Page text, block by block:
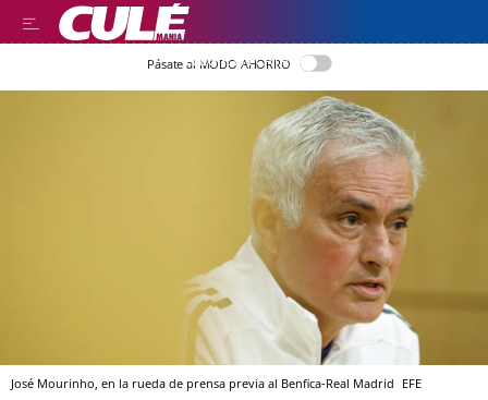
LLEGIR EN CATALÀ
Pásate al MODO AHORRO
José Mourinho, en la rueda de prensa previa al Benfica-Real Madrid EFE